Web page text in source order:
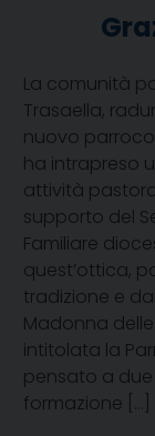
La comunità
Trasaella,
nuovo
ha intrapreso
attività
supporto del
Familiare
quest’ottica,
tradizione e
Madonna
intitolata la
pensato a
formazione […]